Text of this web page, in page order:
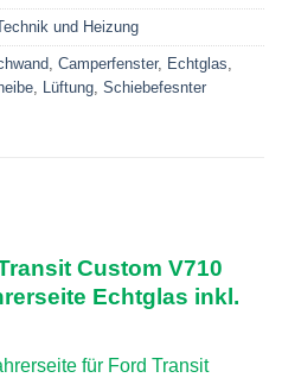
und Heizung
Camperfenster, Echtglas
Lüftung Schiebefesnter
Custom V710
Echtglas inkl.
für Ford Transit